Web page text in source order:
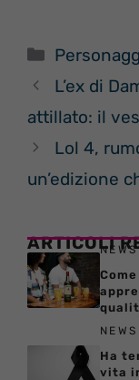
Categorie
L’ex di
attillato: il
Lol 4,
un’edizione
ARTICOLINEWS
NEWS
Ha
vita